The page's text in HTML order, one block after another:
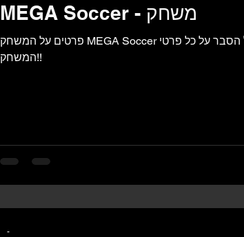
MEGA Soccer - משחק
פרטים על המשחק MEGA Soccer כולל הסבר על כל פרטי
המשחק!!
-